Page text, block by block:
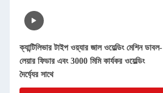
ক্যান্টিলিভার টাইপ ওয়্যার জাল ওয়েল্ডিং মেশিন ডাবল-
লেয়ার ফিডার এবং 3000 মিমি কার্যকর ওয়েল্ডিং
দৈর্ঘ্যের সাথে